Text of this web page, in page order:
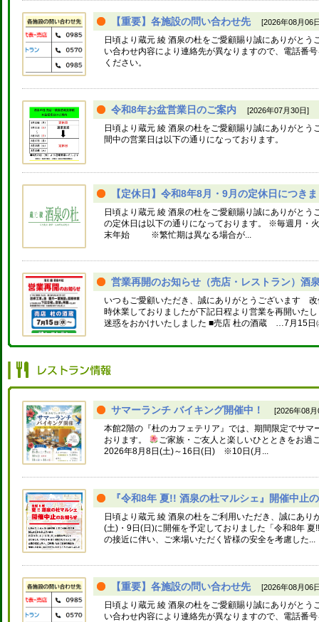
【重要】各施設の問い合わせ先 [2026年08月06
日頃より蔵元 綾 酒泉の杜をご愛顧賜り誠にありがとう
い合わせ内容により連絡先が異なりますので、電話番
ください。
令和8年お盆営業日のご案内 [2026年07月30日]
日頃より蔵元 綾 酒泉の杜をご愛顧賜り誠にありがと
間中の営業日は以下の通りになっております。
【定休日】令和8年8月・9月の定休日につき
日頃より蔵元 綾 酒泉の杜をご愛顧賜り誠にありがとう
の定休日は以下の通りになっております。 ※毎週月・
末年始 ※繁忙期は異なる場合が...
営業再開のお知らせ（売店・レストラン）酒
いつもご愛顧いただき、誠にありがとうございます
時休業しておりましたが下記日程より営業を再開いた
迷惑をおかけいたしました ■売店 杜の酒蔵 …7月15日
サマーランチ バイキング開催中！ [2026年08月
本館2階の『杜のカフェテリア』では、期間限定でサマ
おります。
ご家族・ご友人と楽しいひとときをお過
2026年8月8日(土)～16日(日) ※10日(月...
『令和8年 夏!! 酒泉の杜マルシェ』開催中止
日頃より蔵元 綾 酒泉の杜をご利用いただき、誠にあり
(土)・9日(日)に開催を予定しておりました「令和8年
の接近に伴い、ご来場いただく皆様の安全を考慮した...
【重要】各施設の問い合わせ先 [2026年08月06
日頃より蔵元 綾 酒泉の杜をご愛顧賜り誠にありがとう
い合わせ内容により連絡先が異なりますので、電話番